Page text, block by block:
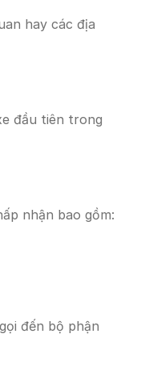
hay các địa
đầu tiên trong
nhận bao gồm:
đến bộ phận